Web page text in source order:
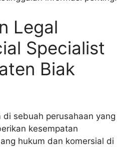
Legal
Specialist
Biak
di sebuah perusahaan yang
kesempatan
hukum dan komersial di